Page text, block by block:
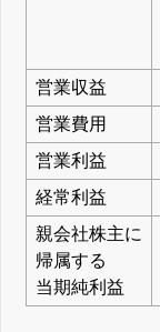
営業収益
営業費用
営業利益
経常利益
親会社株主に
帰属する
当期純利益